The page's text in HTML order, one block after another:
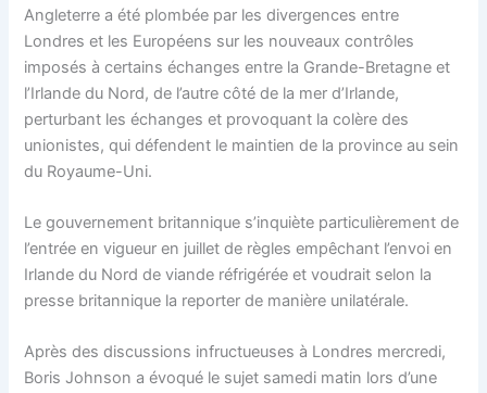
Angleterre a été plombée par les divergences entre
Londres et les Européens sur les nouveaux contrôles
imposés à certains échanges entre la Grande-Bretagne et
l’Irlande du Nord, de l’autre côté de la mer d’Irlande,
perturbant les échanges et provoquant la colère des
unionistes, qui défendent le maintien de la province au sein
du Royaume-Uni.
Le gouvernement britannique s’inquiète particulièrement de
l’entrée en vigueur en juillet de règles empêchant l’envoi en
Irlande du Nord de viande réfrigérée et voudrait selon la
presse britannique la reporter de manière unilatérale.
Après des discussions infructueuses à Londres mercredi,
Boris Johnson a évoqué le sujet samedi matin lors d’une